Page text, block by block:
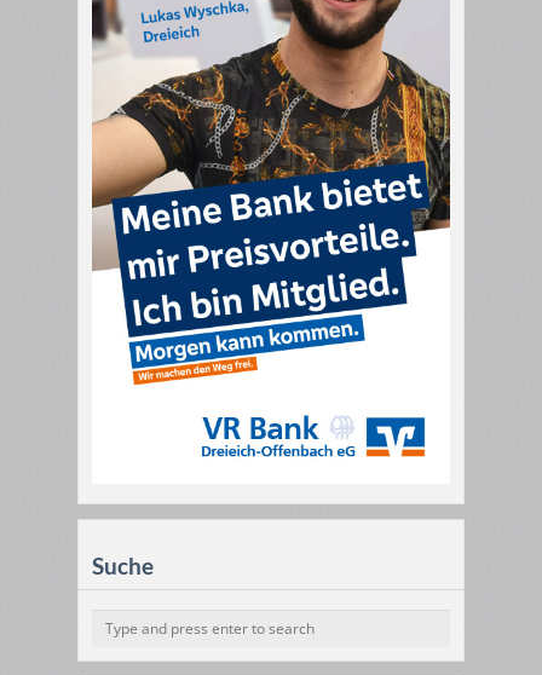
Suche